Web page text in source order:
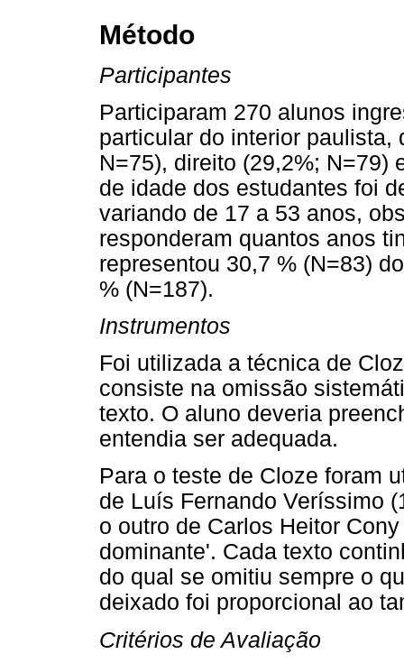
Método
Participantes
Participaram 270 alunos
particular do interior paulista,
N=75), direito (29,2%; N=79)
de idade dos estudantes foi
variando de 17 a 53 anos,
responderam quantos anos
representou 30,7 % (N=83)
% (N=187).
Instrumentos
Foi utilizada a técnica de
consiste na omissão
texto. O aluno deveria
entendia ser adequada.
Para o teste de Cloze foram
de Luís Fernando Veríssimo
o outro de Carlos Heitor
dominante'. Cada texto
do qual se omitiu sempre o
deixado foi proporcional ao
Critérios de Avaliação